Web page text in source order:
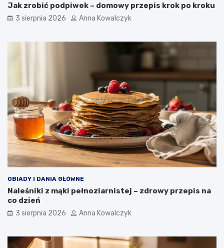
Jak zrobić podpiwek – domowy przepis krok po kroku
3 sierpnia 2026 Anna Kowalczyk
OBIADY I DANIA GŁÓWNE
Naleśniki z mąki pełnoziarnistej – zdrowy przepis na
co dzień
3 sierpnia 2026 Anna Kowalczyk